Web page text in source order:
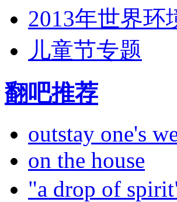
2013年世界环
儿童节专题
翻吧推荐
outstay one's
on the house
"a drop of